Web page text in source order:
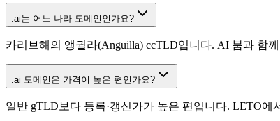
.ai는 어느 나라 도메인인가요?
카리브해의 앵귈라(Anguilla) ccTLD입니다. AI 붐과 함
.ai 도메인은 가격이 높은 편인가요?
일반 gTLD보다 등록·갱신가가 높은 편입니다. LETO에